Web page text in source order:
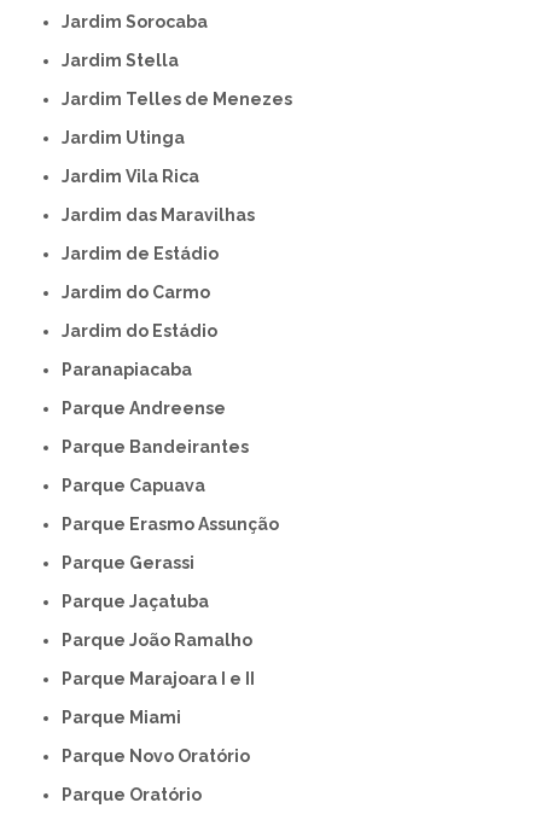
Jardim Sorocaba
Jardim Stella
Jardim Telles de Menezes
Jardim Utinga
Jardim Vila Rica
Jardim das Maravilhas
Jardim de Estádio
Jardim do Carmo
Jardim do Estádio
Paranapiacaba
Parque Andreense
Parque Bandeirantes
Parque Capuava
Parque Erasmo Assunção
Parque Gerassi
Parque Jaçatuba
Parque João Ramalho
Parque Marajoara I e II
Parque Miami
Parque Novo Oratório
Parque Oratório